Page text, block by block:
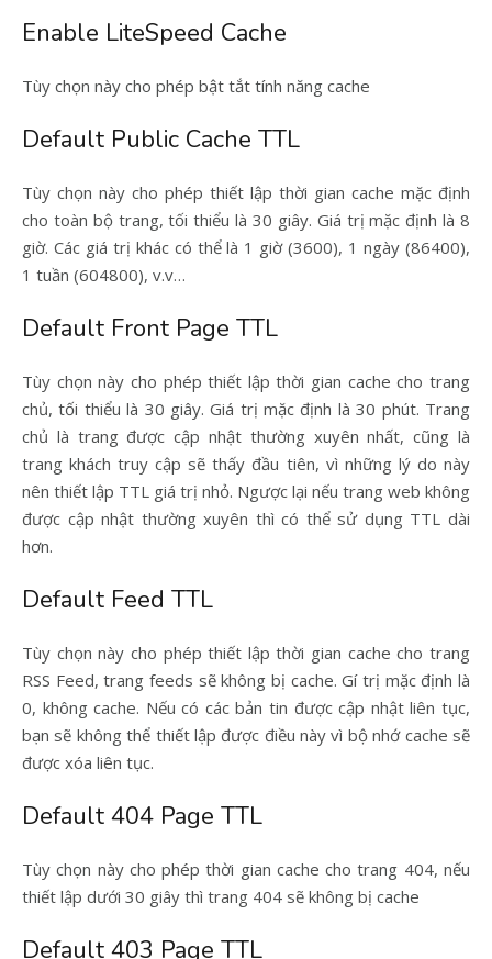
Enable LiteSpeed Cache
Tùy chọn này cho phép bật tắt tính năng cache
Default Public Cache TTL
Tùy chọn này cho phép thiết lập thời gian cache mặc định
cho toàn bộ trang, tối thiểu là 30 giây. Giá trị mặc định là 8
giờ. Các giá trị khác có thể là 1 giờ (3600), 1 ngày (86400),
1 tuần (604800), v.v…
Default Front Page TTL
Tùy chọn này cho phép thiết lập thời gian cache cho trang
chủ, tối thiểu là 30 giây. Giá trị mặc định là 30 phút. Trang
chủ là trang được cập nhật thường xuyên nhất, cũng là
trang khách truy cập sẽ thấy đầu tiên, vì những lý do này
nên thiết lập TTL giá trị nhỏ. Ngược lại nếu trang web không
được cập nhật thường xuyên thì có thể sử dụng TTL dài
hơn.
Default Feed TTL
Tùy chọn này cho phép thiết lập thời gian cache cho trang
RSS Feed, trang feeds sẽ không bị cache. Gí trị mặc định là
0, không cache. Nếu có các bản tin được cập nhật liên tục,
bạn sẽ không thể thiết lập được điều này vì bộ nhớ cache sẽ
được xóa liên tục.
Default 404 Page TTL
Tùy chọn này cho phép thời gian cache cho trang 404, nếu
thiết lập dưới 30 giây thì trang 404 sẽ không bị cache
Default 403 Page TTL